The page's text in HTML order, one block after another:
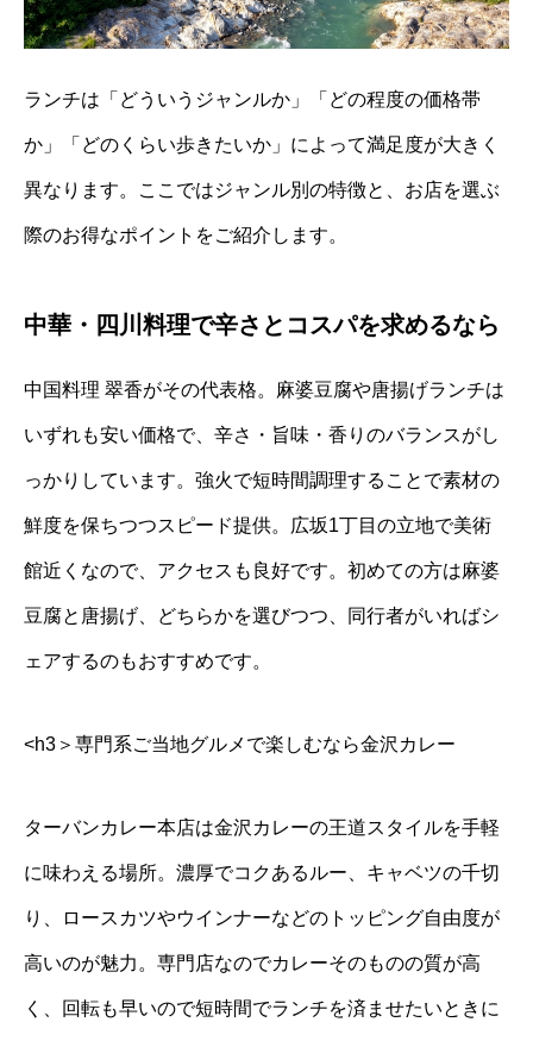
ランチは「どういうジャンルか」「どの程度の価格帯
か」「どのくらい歩きたいか」によって満足度が大きく
異なります。ここではジャンル別の特徴と、お店を選ぶ
際のお得なポイントをご紹介します。
中華・四川料理で辛さとコスパを求めるなら
中国料理 翠香がその代表格。麻婆豆腐や唐揚げランチは
いずれも安い価格で、辛さ・旨味・香りのバランスがし
っかりしています。強火で短時間調理することで素材の
鮮度を保ちつつスピード提供。広坂1丁目の立地で美術
館近くなので、アクセスも良好です。初めての方は麻婆
豆腐と唐揚げ、どちらかを選びつつ、同行者がいればシ
ェアするのもおすすめです。
<h3＞専門系ご当地グルメで楽しむなら金沢カレー
ターバンカレー本店は金沢カレーの王道スタイルを手軽
に味わえる場所。濃厚でコクあるルー、キャベツの千切
り、ロースカツやウインナーなどのトッピング自由度が
高いのが魅力。専門店なのでカレーそのものの質が高
く、回転も早いので短時間でランチを済ませたいときに